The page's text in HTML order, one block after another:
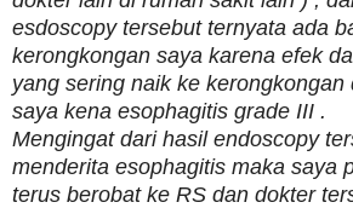
esdoscopy tersebut ternyata ada
kerongkongan saya karena efek
yang sering naik ke kerongkongan
saya kena esophagitis grade III .
Mengingat dari hasil endoscopy
menderita esophagitis maka saya
terus berobat ke RS dan dokter